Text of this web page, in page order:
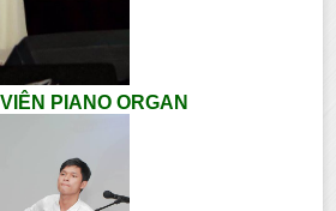
PIANO ORGAN